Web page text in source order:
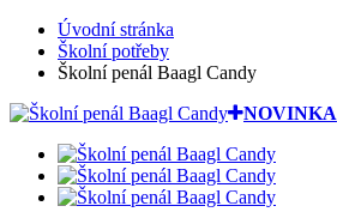
Úvodní stránka
Školní potřeby
Školní penál Baagl Candy
NOVINKA